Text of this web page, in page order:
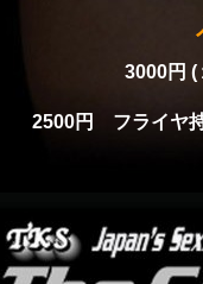
3000円 (
2500円 フライヤ